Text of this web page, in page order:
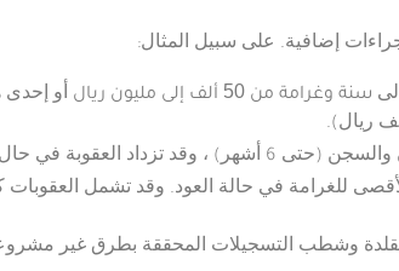
إضافية. على سبيل المثال:
سنة وغرامة من 50 ألف إلى مليون ريال
أو إحدى
والسجن (حتى 6 أشهر) ، وقد تزداد العقوبة في حال التكرار.
(حتى 50 ألف ريال) ويتضاعف الحد الأقصى للغرامة في حالة العود. وقد تشمل
وشطب التسجيلات المحققة بطرق غير